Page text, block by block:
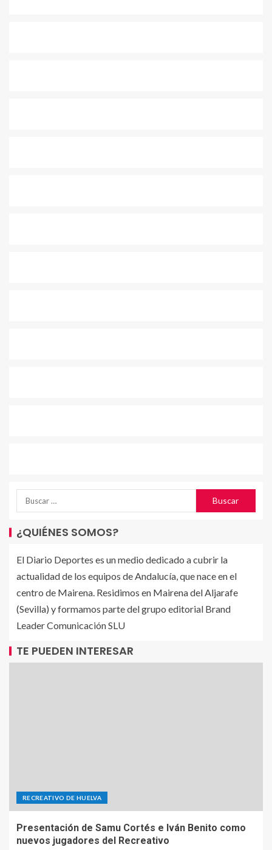
¿QUIÉNES SOMOS?
El Diario Deportes es un medio dedicado a cubrir la
actualidad de los equipos de Andalucía, que nace en el
centro de Mairena. Residimos en Mairena del Aljarafe
(Sevilla) y formamos parte del grupo editorial Brand
Leader Comunicación SLU
TE PUEDEN INTERESAR
RECREATIVO DE HUELVA
Presentación de Samu Cortés e Iván Benito como
nuevos jugadores del Recreativo